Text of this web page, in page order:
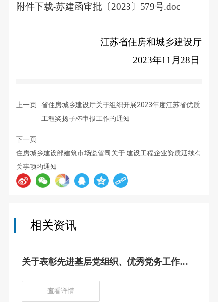
附件下载-苏建函审批〔2023〕579号.doc
江苏省住房和城乡建设厅
2023年11月28日
上一页
省住房城乡建设厅关于组织开展2023年度江苏省优质
工程奖扬子杯申报工作的通知
下一页
住房城乡建设部建筑市场监管司关于 建设工程企业资质延续有
关事项的通知
相关资讯
关于表彰先进基层党组织、优秀党务工作
查看详情